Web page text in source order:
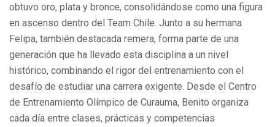
obtuvo oro, plata y bronce, consolidándose como una figura
en ascenso dentro del Team Chile. Junto a su hermana
Felipa, también destacada remera, forma parte de una
generación que ha llevado esta disciplina a un nivel
histórico, combinando el rigor del entrenamiento con el
desafío de estudiar una carrera exigente. Desde el Centro
de Entrenamiento Olímpico de Curauma, Benito organiza
cada día entre clases, prácticas y competencias